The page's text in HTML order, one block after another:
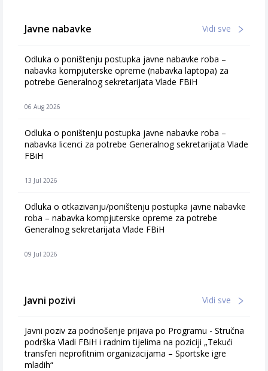
Javne nabavke Vidi sve
Odluka o poništenju postupka javne nabavke roba –
nabavka kompjuterske opreme (nabavka laptopa) za
potrebe Generalnog sekretarijata Vlade FBiH
06 Aug 2026
Odluka o poništenju postupka javne nabavke roba –
nabavka licenci za potrebe Generalnog sekretarijata Vlade
FBiH
13 Jul 2026
Odluka o otkazivanju/poništenju postupka javne nabavke
roba – nabavka kompjuterske opreme za potrebe
Generalnog sekretarijata Vlade FBiH
09 Jul 2026
Javni pozivi Vidi sve
Javni poziv za podnošenje prijava po Programu - Stručna
podrška Vladi FBiH i radnim tijelima na poziciji „Tekući
transferi neprofitnim organizacijama – Sportske igre
mladih“